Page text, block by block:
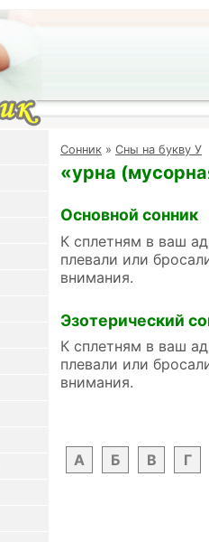
Cонник » Сны на букву У
«урна
Основной сонник
К сплетням в ваш
плевали или
внимания.
Эзотерический
К сплетням в ваш
плевали или
внимания.
А
Б В Г